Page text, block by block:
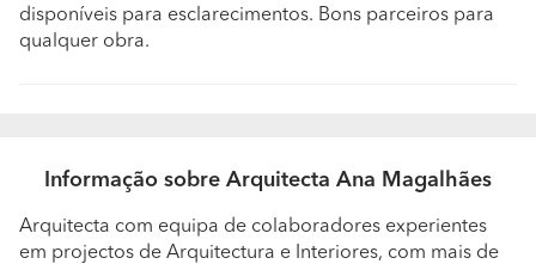
disponíveis para esclarecimentos. Bons parceiros para
qualquer obra.
Informação sobre Arquitecta Ana Magalhães
Arquitecta com equipa de colaboradores experientes
em projectos de Arquitectura e Interiores, com mais de